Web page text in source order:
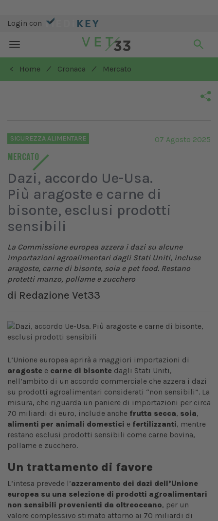
Login con
Toggle
navigation
< Home
/ Cronaca / Mercato
SICUREZZA ALIMENTARE
MERCATO
07 Agosto 2025
Dazi, accordo Ue-Usa.
Più aragoste e carne di
bisonte, esclusi prodotti
sensibili
La Commissione europea azzera i dazi su alcune
importazioni agroalimentari dagli Stati Uniti, incluse
aragoste, carne di bisonte, soia e pet food. Restano
protetti manzo, pollame e zucchero
di Redazione Vet33
L’Unione europea aprirà a maggiori importazioni di
aragoste e carne di bisonte dagli Stati Uniti,
nell’ambito di un accordo commerciale che azzera i dazi
su prodotti agroalimentari considerati “non sensibili”. La
misura, che riguarda un paniere di importazioni per circa
70 miliardi di euro, include anche frutta secca, soia,
alimenti per animali domestici e fertilizzanti, mentre
restano esclusi prodotti sensibili come carne bovina,
pollame e zucchero.
Un trattamento di favore
L’intesa prevede l’azzeramento dei dazi dell’Unione
europea su una selezione di prodotti agroalimentari
non sensibili provenienti da oltreoceano, per un
valore complessivo stimato attorno ai 70 miliardi di